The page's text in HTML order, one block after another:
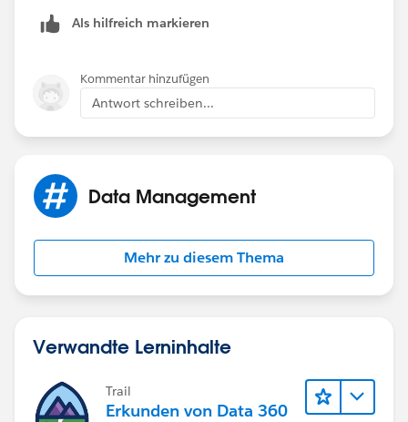
Check out this link to know more:-
http://ap1.salesforce.com/help/doc/en/reports_admi
nistrative.htm
Thanks,
Tulika
Als hilfreich markieren
Kommentar hinzufügen
Antwort schreiben...
Data Management
Mehr zu diesem Thema
Verwandte Lerninhalte
Trail
Erkunden von Data 360